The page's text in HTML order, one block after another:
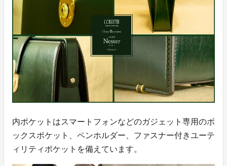
内ポケットはスマートフォンなどのガジェット専用のボ
ックスポケット、ペンホルダー、ファスナー付きユーテ
ィリティポケットを備えています。